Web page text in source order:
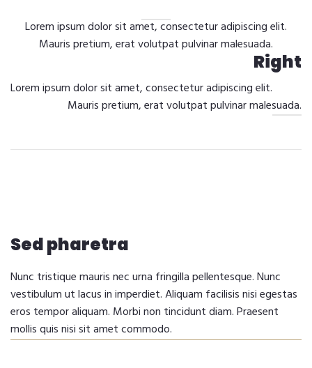
Lorem ipsum dolor sit amet, consectetur adipiscing elit.
Mauris pretium, erat volutpat pulvinar malesuada.
Right
Lorem ipsum dolor sit amet, consectetur adipiscing elit.
Mauris pretium, erat volutpat pulvinar malesuada.
Sed pharetra
Nunc tristique mauris nec urna fringilla pellentesque. Nunc
vestibulum ut lacus in imperdiet. Aliquam facilisis nisi egestas
eros tempor aliquam. Morbi non tincidunt diam. Praesent
mollis quis nisi sit amet commodo.